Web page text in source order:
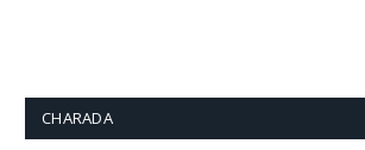
CHARADA